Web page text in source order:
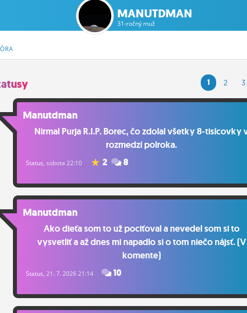
MANUTDMAN
31-ročný muž
1 2 3
Manutdman
Nirmal Purja R.I.P. Borec, čo zdolal všetky 8-tisícovky
rozmedzí polroka.
Status, sobota 22:10 2 8
Manutdman
Ako dieťa som to už pociťoval a nevedel som si to
vysvetliť a až dnes mi napadlo si o tom niečo nájsť. (V
komente)
Status, 21. 7. 2026 21:14 10